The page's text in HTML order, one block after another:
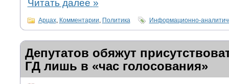
Читать далее »
Арцах, Комментарии, Политика Информационно-
Депутатов обяжут
ГД лишь в «час голосования»